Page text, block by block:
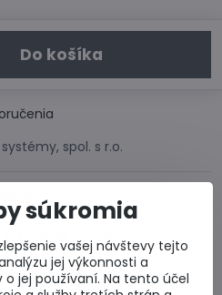
Do košíka
spol. s r.o.
zateplenie fasády
Salamander BluEvolution
súkromia
vašej návštevy tejto
jej výkonnosti a
jej používaní. Na tento účel